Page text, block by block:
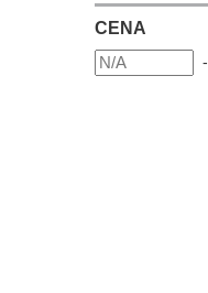
Astell/Kern
Atlas
Atoll Electronique
CENA
-